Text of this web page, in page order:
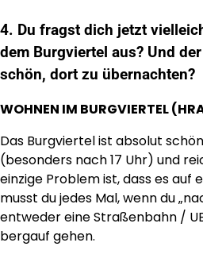
4. Du fragst dich jetzt
dem Burgviertel aus? Und
schön, dort zu übernachten?
WOHNEN IM BURGVIERTEL
Das Burgviertel ist absolut
(besonders nach 17 Uhr) und
einzige Problem ist, dass es auf
musst du jedes Mal, wenn du
entweder eine Straßenbahn /
bergauf gehen.